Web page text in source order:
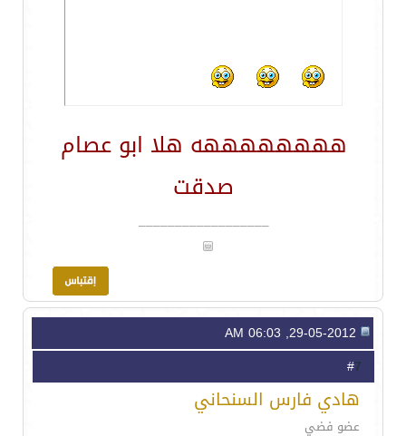
ههههههههه هلا ابو عصام
صدقت
__________________
7
هادي فارس السنحاني
عضو فضي